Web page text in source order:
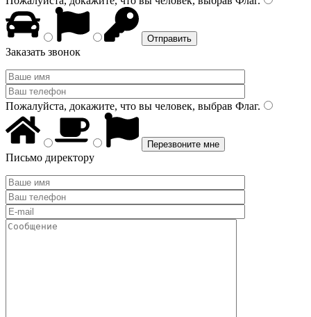
Заказать звонок
Пожалуйста, докажите, что вы человек, выбрав Флаг.
Письмо директору